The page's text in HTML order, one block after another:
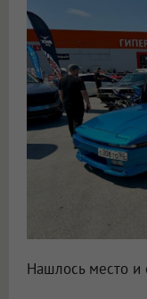
Нашлось место и